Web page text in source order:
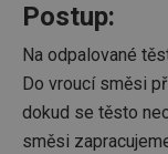
Postup:
Na odpalované
Do vroucí směsi
dokud se těsto
směsi